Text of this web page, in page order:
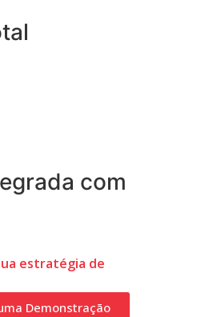
com
estratégia de
Demonstração